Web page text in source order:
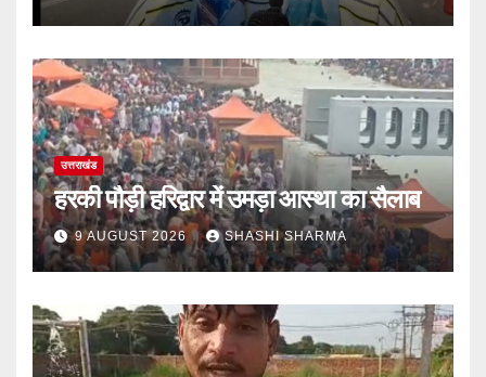
उत्तराखंड
हरकी पौड़ी हरिद्वार में उमड़ा आस्था का सैलाब
9 AUGUST 2026 SHASHI SHARMA